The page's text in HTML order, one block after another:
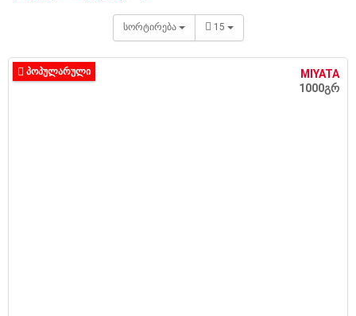
სორტირება 15
MIYATA
1000გრ
ᲞᲝᲞᲣᲚᲐᲠᲣᲚᲘ